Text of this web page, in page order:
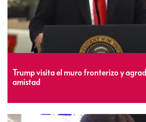
Trump visita el muro fronterizo y
amistad